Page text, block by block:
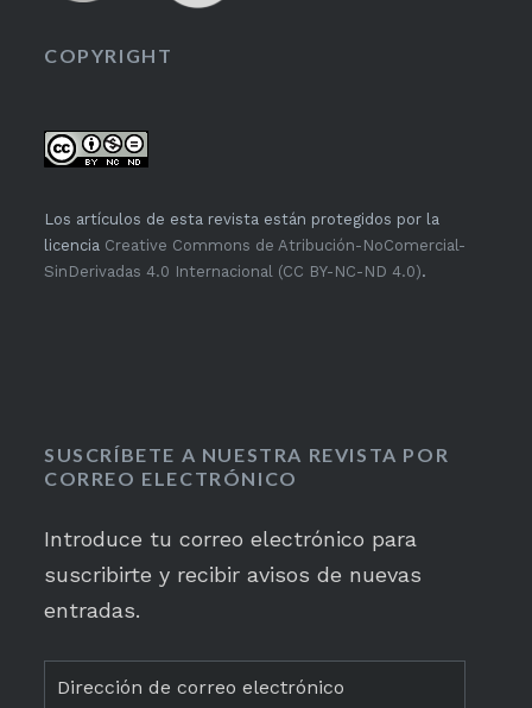
COPYRIGHT
Los artículos de esta revista están protegidos por la
licencia Creative Commons de Atribución-NoComercial-
SinDerivadas 4.0 Internacional (CC BY-NC-ND 4.0).
SUSCRÍBETE A NUESTRA REVISTA POR
CORREO ELECTRÓNICO
Introduce tu correo electrónico para
suscribirte y recibir avisos de nuevas
entradas.
Dirección